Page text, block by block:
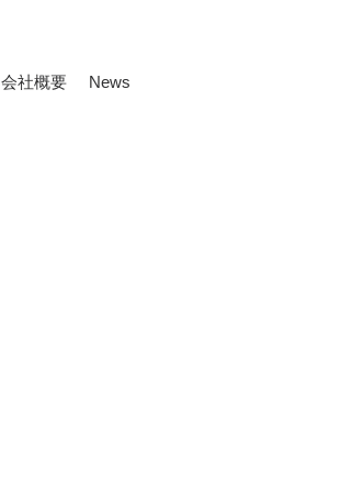
会社概要 News